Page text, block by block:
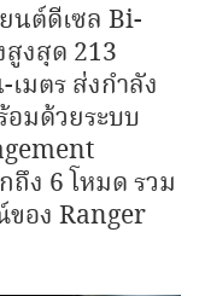
นต์ดีเซล Bi-
งสุด 213
มตร ส่งกำลัง
อมด้วยระบบ
ถึง 6 โหมด รวม
อง Ranger